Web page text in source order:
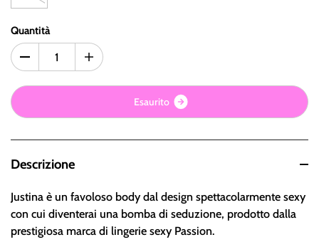
Quantità
Esaurito
Descrizione
Justina è un favoloso body dal design spettacolarmente sexy
con cui diventerai una bomba di seduzione, prodotto dalla
prestigiosa marca di lingerie sexy Passion.